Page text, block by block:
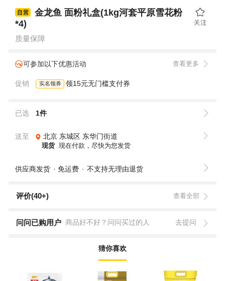
金龙鱼 面粉礼盒(1kg河套平原雪花粉
*4)
质量保障
可参加以下优惠活动 查看更多
促销 实名领券 领15元无门槛支付券
已选 1件
送至 北京 东城区 东华门街道
现货 现在付款，尽快为您发货
供应商发货 免运费 不支持无理由退货
评价(40+) 查看全部
问问已购用户 商品好不好？问问买过的人 去提问
猜你喜欢